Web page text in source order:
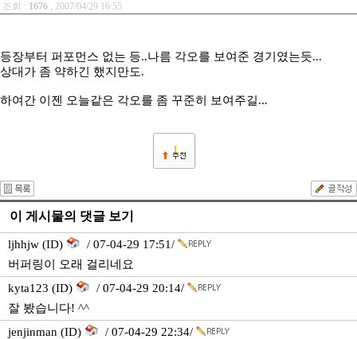
조회 : 1676 , 2007/04/29 16:55
등장부터 퍼포먼스 없는 등..나름 각오를 보여준 경기였는듯...
상대가 좀 약하긴 했지만도.
하여간 이젠 오늘같은 각오를 좀 꾸준히 보여주길...
1
이 게시물의 댓글 보기
ljhhjw (ID)
/ 07-04-29 17:51/
버퍼링이 오래 걸리네요
kyta123 (ID)
/ 07-04-29 20:14/
잘 봤습니다! ^^
jenjinman (ID)
/ 07-04-29 22:34/